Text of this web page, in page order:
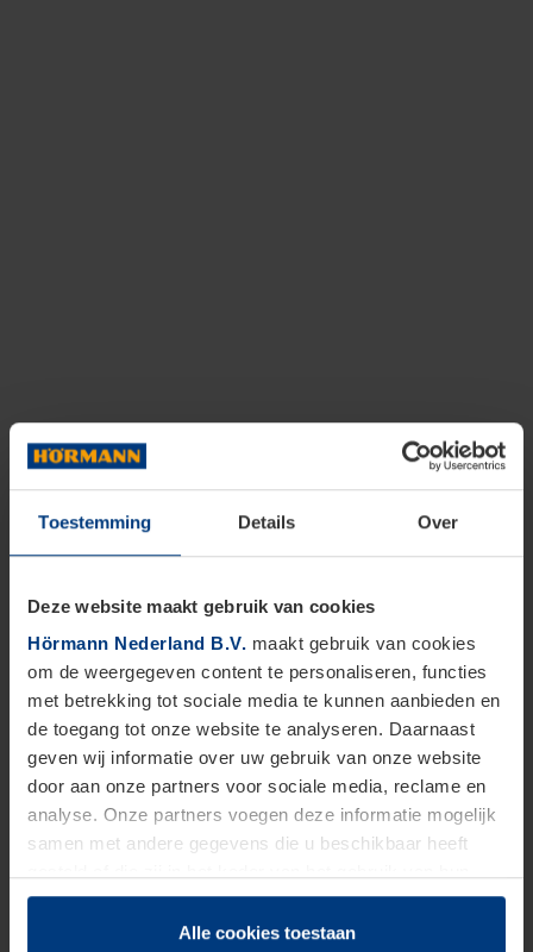
Toestemming Details Over
Deze website maakt gebruik van cookies
Hörmann Nederland B.V. maakt gebruik van cookies
om de weergegeven content te personaliseren, functies
met betrekking tot sociale media te kunnen aanbieden en
de toegang tot onze website te analyseren. Daarnaast
geven wij informatie over uw gebruik van onze website
door aan onze partners voor sociale media, reclame en
analyse. Onze partners voegen deze informatie mogelijk
samen met andere gegevens die u beschikbaar heeft
dienstverlening hebben verzameld.
Juridisch zijn wij gerechtigd om cookies op uw computer
Alle cookies toestaan